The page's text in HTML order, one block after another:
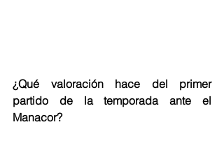
¿Qué valoración hace del primer
partido de la temporada ante el
Manacor?